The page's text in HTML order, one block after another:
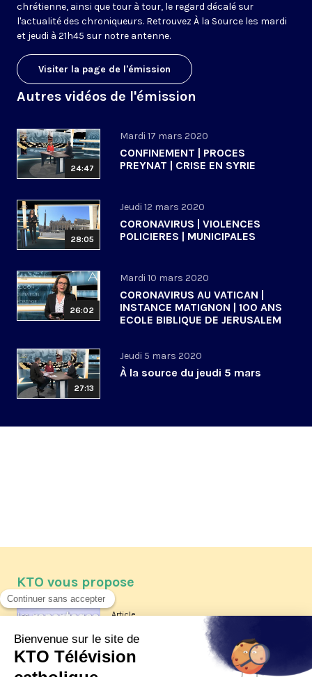
chrétienne, ainsi que tour à tour, le regard décalé sur
l'actualité des chroniqueurs. Retrouvez À la Source les mardi
et jeudi à 21h45 sur notre antenne.
Visiter la page de l'émission
Autres vidéos de l'émission
24:47
Mardi 17 mars 2020
CONFINEMENT | PROCES
PREYNAT | CRISE EN SYRIE
28:05
Jeudi 12 mars 2020
CORONAVIRUS | VIOLENCES
POLICIERES | MUNICIPALES
26:02
Mardi 10 mars 2020
CORONAVIRUS AU VATICAN |
INSTANCE MATIGNON | 100 ANS
ECOLE BIBLIQUE DE JERUSALEM
27:13
Jeudi 5 mars 2020
À la source du jeudi 5 mars
KTO vous propose
Article
Les reportages d'été 2026 de KTO